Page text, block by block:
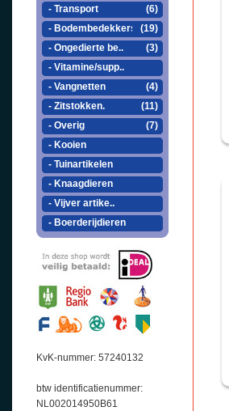
- Transport
(6)
- Bodembedekkers
(19)
- Ongedierte be..
(3)
- Vitamine/supp..
- Vangnetten
(4)
- Zitstokken.
(11)
- Overig
(7)
- Kooien
- Tuinartikelen
- Knaagdieren
- Vijver artike..
- Boerderijdieren
KvK-nummer: 57240132
btw identificatienummer:
NL002014950B61